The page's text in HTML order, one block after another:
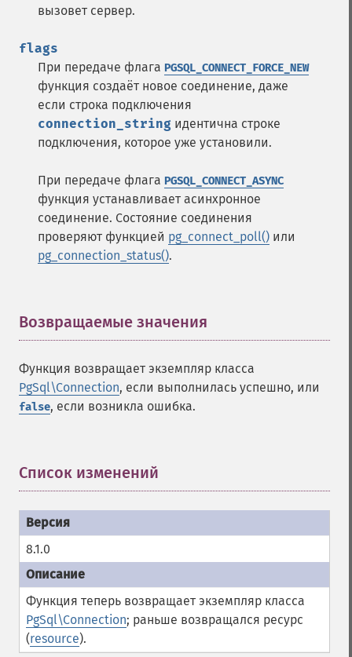
вызовет сервер.
flags
При передаче флага PGSQL_CONNECT_FORCE_NEW
функция создаёт новое соединение, даже
если строка подключения
connection_string идентична строке
подключения, которое уже установили.
При передаче флага PGSQL_CONNECT_ASYNC
функция устанавливает асинхронное
соединение. Состояние соединения
проверяют функцией pg_connect_poll() или
pg_connection_status().
Возвращаемые значения
Функция возвращает экземпляр класса
PgSql\Connection, если выполнилась успешно, или
false, если возникла ошибка.
Список изменений
8.1.0
Функция теперь возвращает экземпляр класса
PgSql\Connection; раньше возвращался ресурс
(resource).